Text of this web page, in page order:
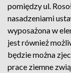
pomiędzy ul.
nasadzeniami
wyposażona w
jest również
będzie można
prace ziemne